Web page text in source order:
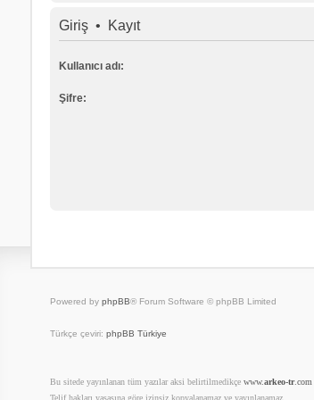
Giriş• Kayıt
Kullanıcı adı:
Şifre:
Powered by phpBB® Forum Software © phpBB Limited
Türkçe çeviri: phpBB Türkiye
Bu sitede yayınlanan tüm yazılar aksi belirtilmedikçe www.arkeo-tr.com
Telif hakları yasasına göre izinsiz kopyalanamaz ve yayınlanamaz.